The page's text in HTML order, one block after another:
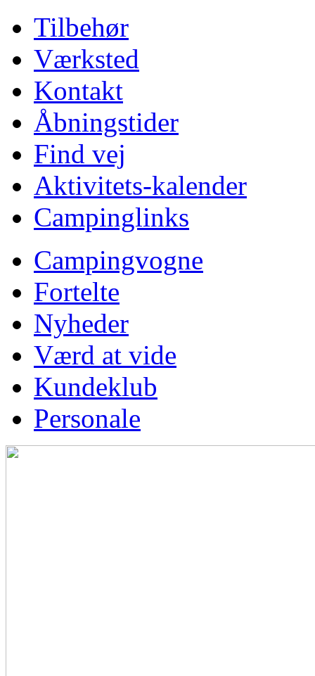
Tilbehør
Værksted
Kontakt
Åbningstider
Find vej
Aktivitets-kalender
Campinglinks
Campingvogne
Fortelte
Nyheder
Værd at vide
Kundeklub
Personale